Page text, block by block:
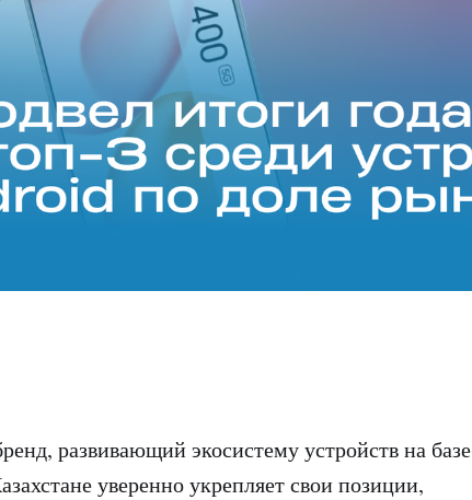
развивающий экосистему устройств на базе
уверенно укрепляет свои позиции,